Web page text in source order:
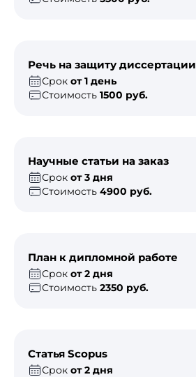
Речь на защиту диссертации
Срок от 1 день
Стоимость 1500 руб.
Научные статьи на заказ
Срок от 3 дня
Стоимость 4900 руб.
План к дипломной работе
Срок от 2 дня
Стоимость 2350 руб.
Статья Scopus
Срок от 2 дня